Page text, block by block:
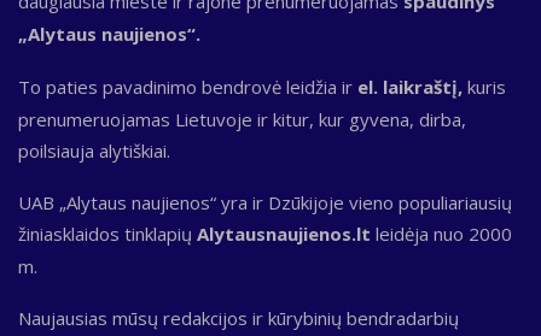
„Alytaus naujienos“.
To paties pavadinimo bendrovė leidžia ir el. laikraštį, kuris
prenumeruojamas Lietuvoje ir kitur, kur gyvena, dirba,
poilsiauja alytiškiai.
UAB „Alytaus naujienos“ yra ir Dzūkijoje vieno populiariausių
žiniasklaidos tinklapių Alytausnaujienos.lt leidėja nuo 2000
m.
Naujausias mūsų redakcijos ir kūrybinių bendradarbių